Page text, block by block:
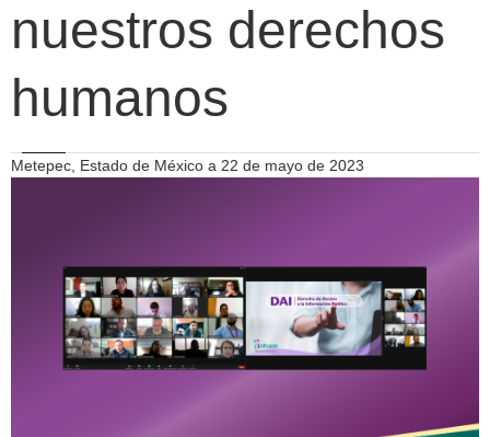
nuestros derechos
humanos
Metepec, Estado de México a 22 de mayo de 2023